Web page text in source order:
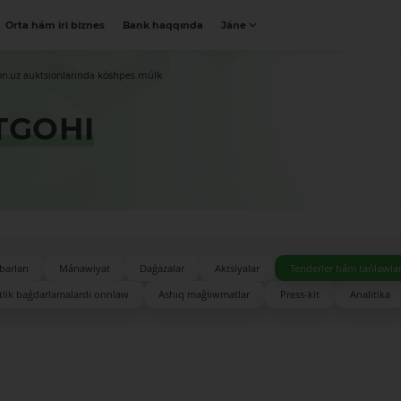
Orta hám iri biznes Bank haqqında Jáne
auktsionlarında kóshpes múlk
Mánawiyat Daǵazalar Aktsiyalar
Tenderler hám tańlawlar
baǵdarlamalardı orınlaw
Ashıq maǵlıwmatlar Press-kit Analitika